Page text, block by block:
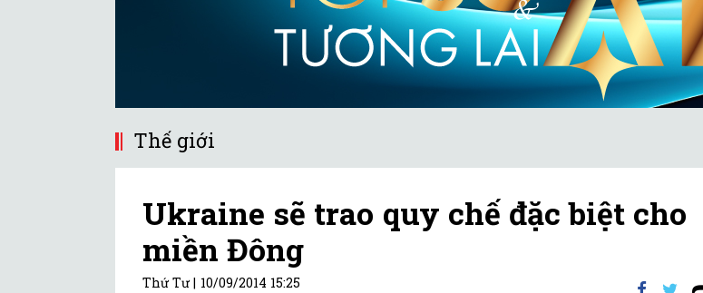
Thế giới
Ukraine sẽ trao quy chế đặc biệt cho
miền Đông
Thứ Tư | 10/09/2014 15:25